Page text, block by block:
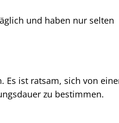
und haben nur selten
Es ist ratsam, sich von
zu bestimmen.